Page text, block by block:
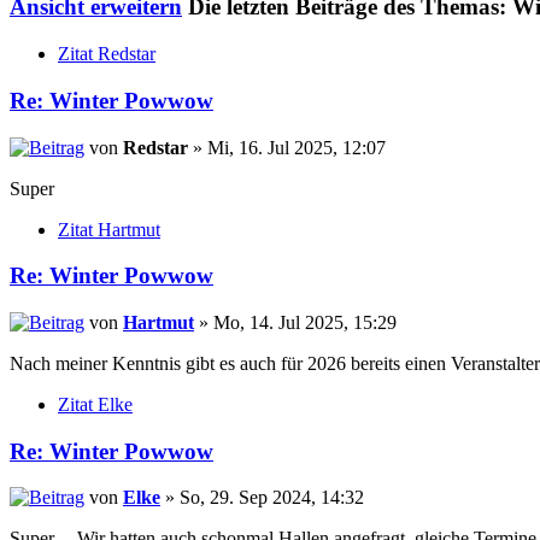
Ansicht erweitern Die letzten Beiträge des Themas:
Zitat Redstar
Re: Winter Powwow
von Redstar » Mi, 16. Jul 2025, 12:07
Super
Zitat Hartmut
Re: Winter Powwow
von Hartmut » Mo, 14. Jul 2025, 15:29
Nach meiner Kenntnis gibt es auch für 2026 bereits einen
Zitat Elke
Re: Winter Powwow
von Elke » So, 29. Sep 2024, 14:32